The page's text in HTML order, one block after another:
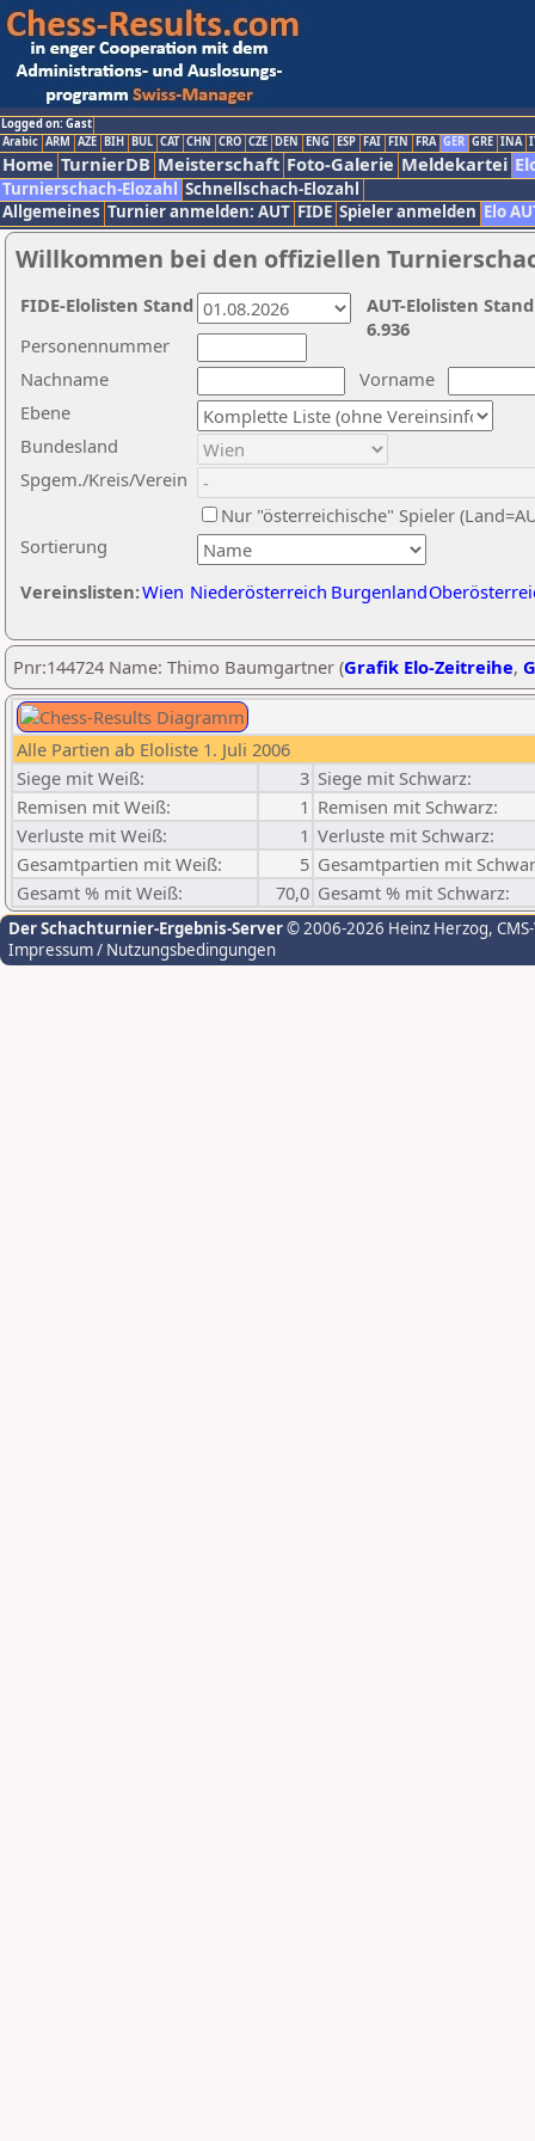
Logged on: Gast
Arabic ARM AZE BIH BUL CAT CHN CRO CZE DEN ENG ESP FAI FIN FRA GER GRE INA
Home TurnierDB Meisterschaft Foto-Galerie Meldekartei
Turnierschach-Elozahl Schnellschach-Elozahl
Allgemeines Turnier anmelden: AUT FIDE Spieler anmelden Elo
Willkommen bei den offiziellen
Nachname
Vorname
Ebene
Sortierung
Personennummer
Bundesland
Spgem./Kreis/Verein
Nur "österreichische" Spieler
Vereinslisten:Wien Niederösterreich Burgenland
AUT-Elolisten
6.936
FIDE-Elolisten Stand
Pnr:144724 Name: Thimo Baumgartner (Grafik Elo-Zeitreihe,
Alle Partien ab Eloliste 1. Juli 2006
Siege mit Weiß:
3 Siege mit Schwarz:
Remisen mit Weiß:
1 Remisen mit Schwarz:
Verluste mit Weiß:
1 Verluste mit Schwarz:
Gesamtpartien mit Weiß:
5 Gesamtpartien mit
Gesamt % mit Weiß:
70,0 Gesamt % mit Schwarz:
Der Schachturnier-Ergebnis-Server© 2006-2026 Heinz Herzog,
Impressum / Nutzungsbedingungen